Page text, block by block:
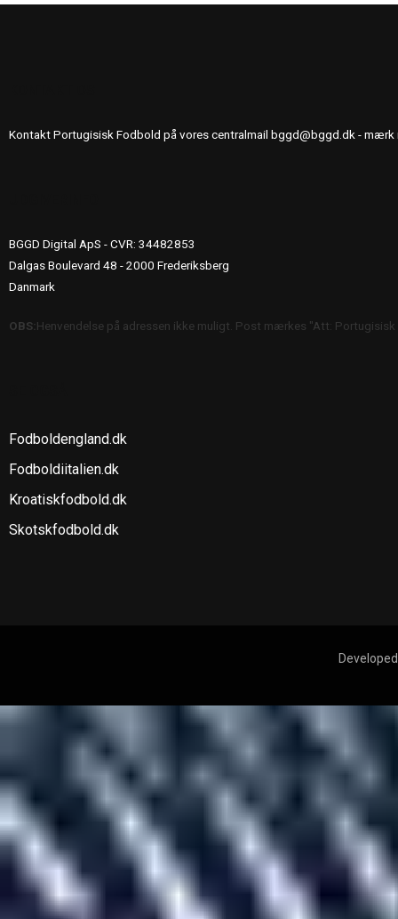
Kontakt Portugisisk Fodbold på vores centralmail bggd@bggd.dk - mærk
BGGD Digital ApS - CVR: 34482853
Dalgas Boulevard 48 - 2000 Frederiksberg
Danmark
OBS:Henvendelse på adressen ikke muligt. Post mærkes "Att:
Fodboldengland.dk
Fodboldiitalien.dk
Kroatiskfodbold.dk
Skotskfodbold.dk